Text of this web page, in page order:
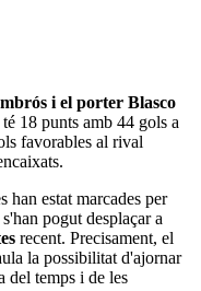
i el porter Blasco
18 punts amb 44 gols a
favorables al rival
han estat marcades per
pogut desplaçar a
recent. Precisament, el
la possibilitat d'ajornar
del temps i de les